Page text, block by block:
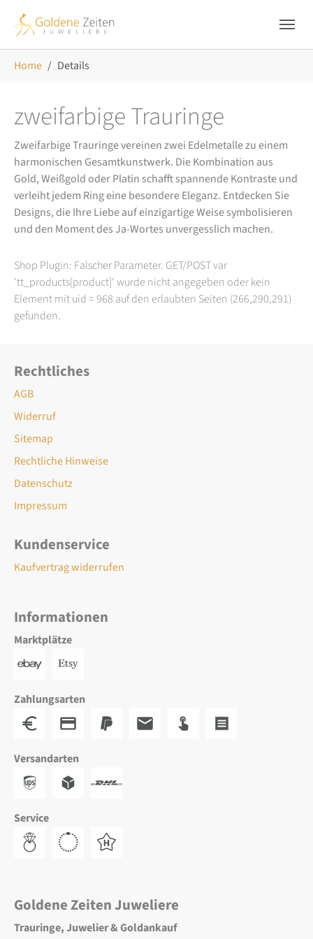
Home Details
zweifarbige Trauringe
Zweifarbige Trauringe vereinen zwei Edelmetalle zu einem
harmonischen Gesamtkunstwerk. Die Kombination aus
Gold, Weißgold oder Platin schafft spannende Kontraste und
verleiht jedem Ring eine besondere Eleganz. Entdecken Sie
Designs, die Ihre Liebe auf einzigartige Weise symbolisieren
und den Moment des Ja-Wortes unvergesslich machen.
Shop Plugin: Falscher Parameter. GET/POST var
'tt_products[product]' wurde nicht angegeben oder kein
Element mit uid = 968 auf den erlaubten Seiten (266,290,291)
gefunden.
Rechtliches
AGB
Widerruf
Sitemap
Rechtliche Hinweise
Datenschutz
Impressum
Kundenservice
Kaufvertrag widerrufen
Informationen
Marktplätze
Zahlungsarten
Versandarten
Service
Goldene Zeiten Juweliere
Trauringe, Juwelier & Goldankauf